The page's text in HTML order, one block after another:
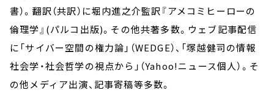
書）。翻訳（共訳）に堀内進之介監訳『アメコミヒーローの
倫理学』(パルコ出版)。その他共著多数。ウェブ記事配信
に「サイバー空間の権力論」（WEDGE）、「塚越健司の情報
社会学・社会哲学の視点から」（Yahoo!ニュース個人）。そ
の他メディア出演、記事寄稿等多数。